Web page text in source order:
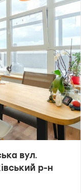
багато
ша зелену
дизайн-проекту чи в
“live-work-play”
з UNIT.City –
охороняється 24/7
зони загального
кафе,
планування та
Квартира
максимально
бізнес. Ціна
вул.
р-н